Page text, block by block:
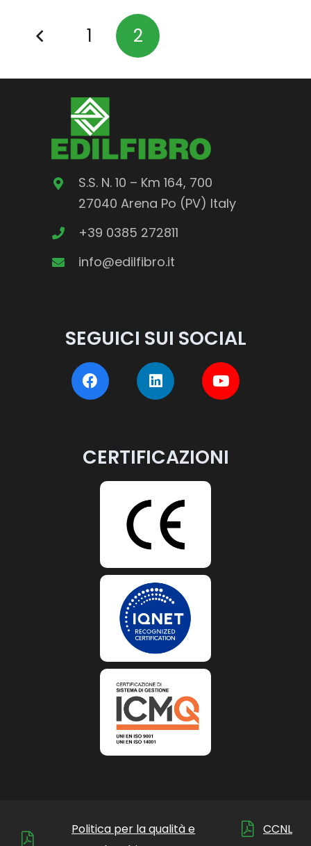
1 2
S.S. N. 10 – Km 164, 700
27040 Arena Po (PV) Italy
+39 0385 272811
info@edilfibro.it
SEGUICI SUI SOCIAL
CERTIFICAZIONI
Politica per la qualità e
CCNL